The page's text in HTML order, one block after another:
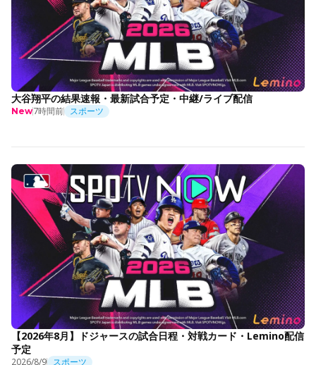
大谷翔平の結果速報・最新試合予定・中継/ライブ配信
New7時間前 スポーツ
【2026年8月】ドジャースの試合日程・対戦カード・Lemino配信
予定
2026/8/9 スポーツ